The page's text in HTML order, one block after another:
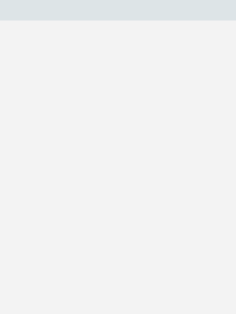
setzen auf den
dem
– und verlangen „guten
muss "Stimmungswende"